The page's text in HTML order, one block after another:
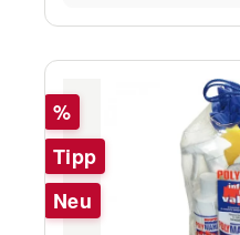
Rabatt
%
Tipp
Neu